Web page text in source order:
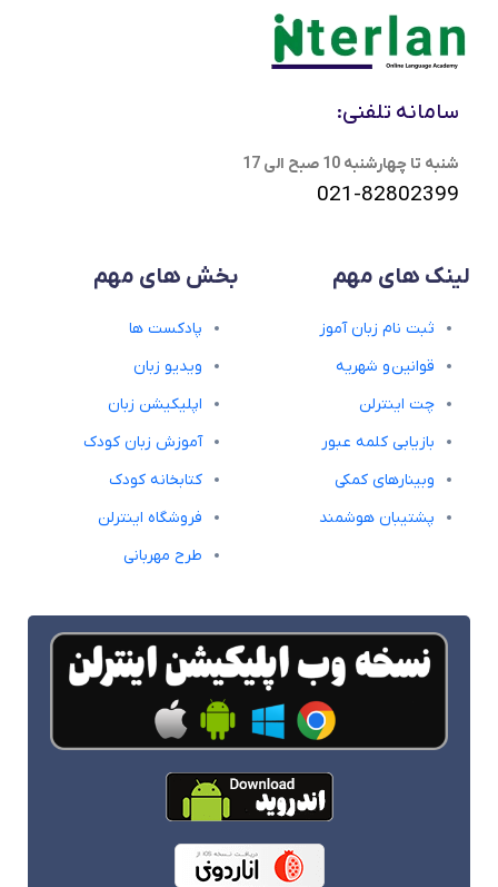
سامانه تلفنی:
شنبه تا چهارشنبه 10 صبح الی 17
021-82802399
لینک های مهم
ثبت نام زبان آموز
قوانین و شهریه
چت اینترلن
بازیابی کلمه عبور
وبینارهای کمکی
پشتیبان هوشمند
بخش های مهم
پادکست ها
ویدیو زبان
اپلیکیشن زبان
آموزش زبان کودک
کتابخانه کودک
فروشگاه اینترلن
طرح مهربانی